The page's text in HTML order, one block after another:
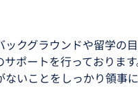
クグラウンドや留学の
ポートを行っております
いことをしっかり領事